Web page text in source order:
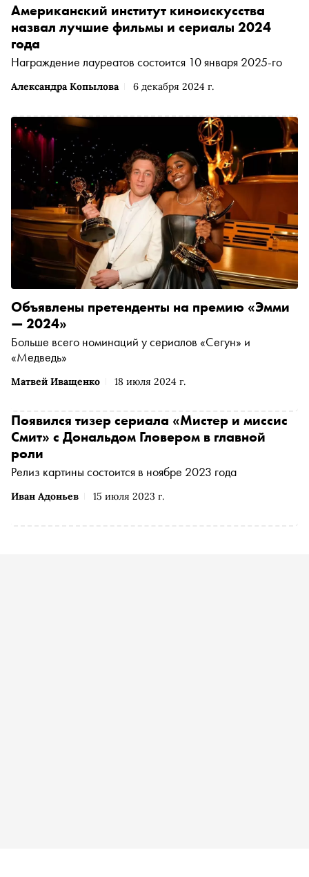
Александра Копылова 6 декабря 2024 г.
Американский институт киноискусства
назвал лучшие фильмы и сериалы 2024
года
Награждение лауреатов состоится 10 января 2025-го
Матвей Иващенко 18 июля 2024 г.
Объявлены претенденты на премию «Эмми
— 2024»
Больше всего номинаций у сериалов «Сегун» и
«Медведь»
Иван Адоньев 15 июля 2023 г.
Появился тизер сериала «Мистер и миссис
Смит» с Дональдом Гловером в главной
роли
Релиз картины состоится в ноябре 2023 года